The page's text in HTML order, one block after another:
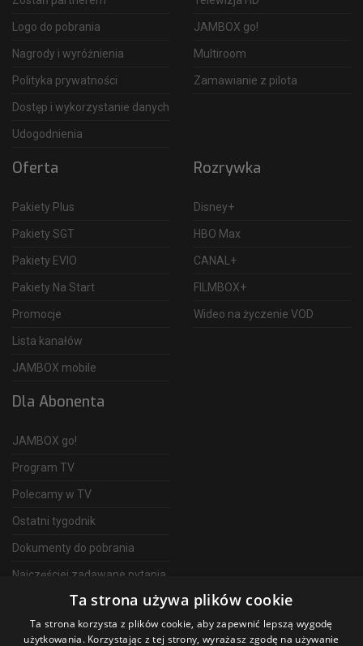
Logo do pobrania
Nagrody i wyróżnienia
Polityka prywatności
Dostęp i wykorzystanie danych
Udogodnienia
JAMBOX go!
Multiroom
Zamawianie z pilota
Oferta
Pakiety Plus
Pakiety SGT
Pakiety EVIO
Pakiety Na Start
Promocje
Lista kanałów
JAMBOX mobile
Rozrywka
Disney+
HBO Max
CANAL+
FILMBOX+
Wideo na życzenie VOD
Dla Abonenta
JAMBOX go!
Program TV
Polecamy w TV
Ostatni tygodnik
Dokumenty do pobrania
Najczęściej zadawane pytania
Telewizja Światłowodowa
Ta strona używa plików cookie
Ta strona korzysta z plików cookie, aby zapewnić lepszą wygodę
użytkowania. Korzystając z tej strony, wyrażasz zgodę na używanie